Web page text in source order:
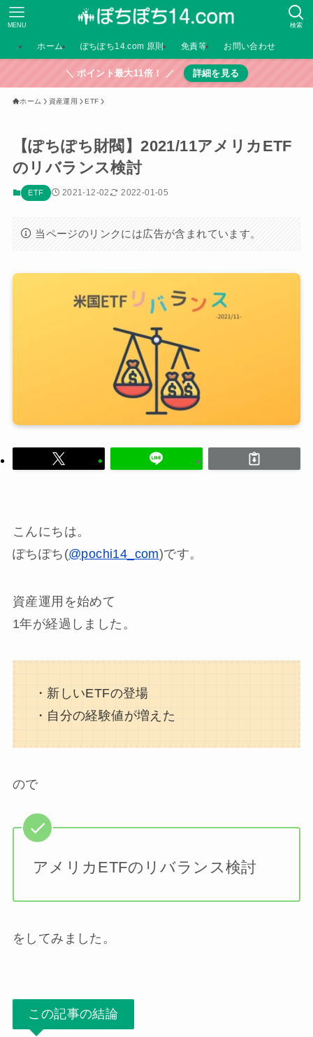
検索
MENU
ホーム ぽちぽち14.com 原則 免責等 お問い合わせ
＼ ポイント最大11倍！ ／ 詳細を見る
ホーム 資産運用 ETF
【ぽちぽち財閥】2021/11アメリカETF
のリバランス検討
ETF 2021-12-02 2022-01-05
当ページのリンクには広告が含まれています。
こんにちは。
ぽちぽち(@pochi14_com)です。
資産運用を始めて
1年が経過しました。
・新しいETFの登場
・自分の経験値が増えた
ので
アメリカETFのリバランス検討
をしてみました。
この記事の結論